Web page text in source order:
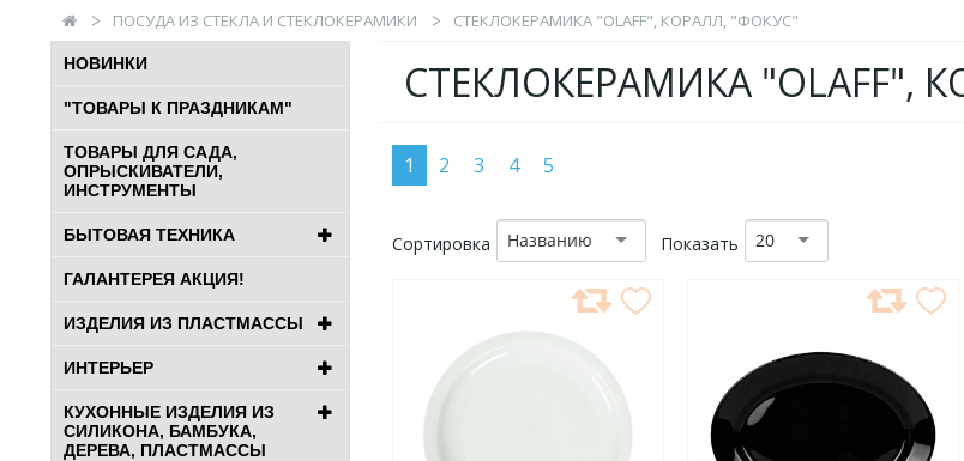
ПОСУДА ИЗ СТЕКЛА И СТЕКЛОКЕРАМИКИ СТЕКЛОКЕРАМИКА "OLAFF", КОРАЛЛ, "ФОКУС"
НОВИНКИ
"ТОВАРЫ К ПРАЗДНИКАМ"
ТОВАРЫ ДЛЯ САДА,
ОПРЫСКИВАТЕЛИ,
ИНСТРУМЕНТЫ
БЫТОВАЯ ТЕХНИКА
ГАЛАНТЕРЕЯ АКЦИЯ!
ИЗДЕЛИЯ ИЗ ПЛАСТМАССЫ
ИНТЕРЬЕР
КУХОННЫЕ ИЗДЕЛИЯ ИЗ
СИЛИКОНА, БАМБУКА,
ДЕРЕВА, ПЛАСТМАССЫ
СТЕКЛОКЕРАМИКА "OLAFF",
1 2 3 4 5
Сортировка Названию Показать 20
ИЗБРАННОЕ
ИЗБРАННОЕ